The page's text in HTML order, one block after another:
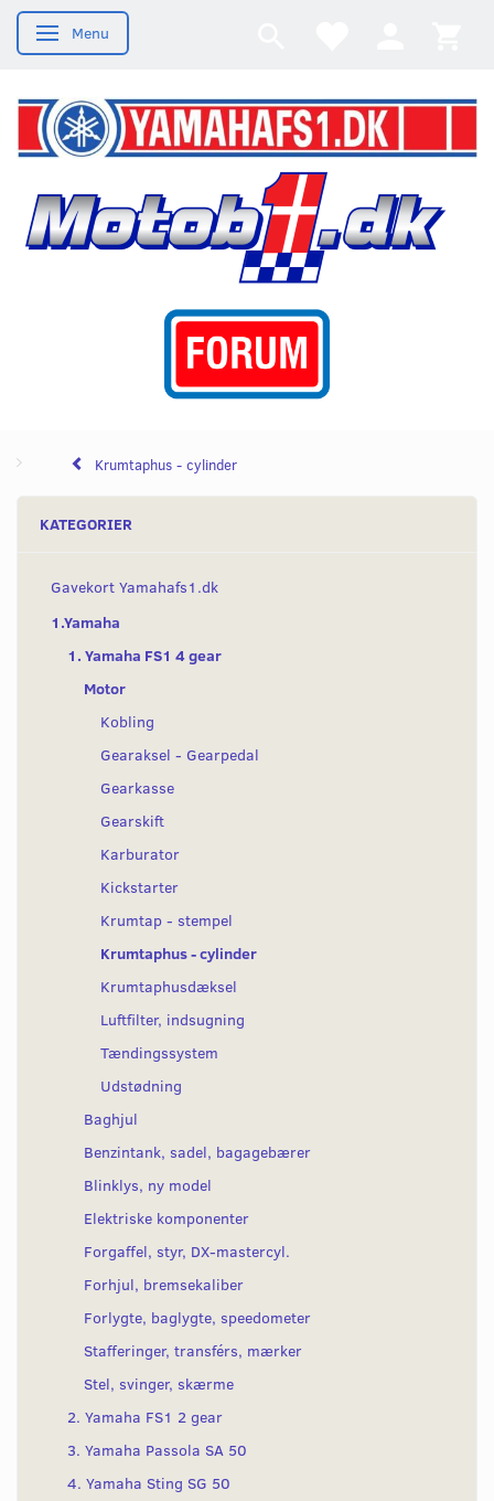
Skifte navigation
Menu
Krumtaphus - cylinder
KATEGORIER
Gavekort Yamahafs1.dk
1.Yamaha
1. Yamaha FS1 4 gear
Motor
Kobling
Gearaksel - Gearpedal
Gearkasse
Gearskift
Karburator
Kickstarter
Krumtap - stempel
Krumtaphus - cylinder
Krumtaphusdæksel
Luftfilter, indsugning
Tændingssystem
Udstødning
Baghjul
Benzintank, sadel, bagagebærer
Blinklys, ny model
Elektriske komponenter
Forgaffel, styr, DX-mastercyl.
Forhjul, bremsekaliber
Forlygte, baglygte, speedometer
Stafferinger, transférs, mærker
Stel, svinger, skærme
2. Yamaha FS1 2 gear
3. Yamaha Passola SA 50
4. Yamaha Sting SG 50